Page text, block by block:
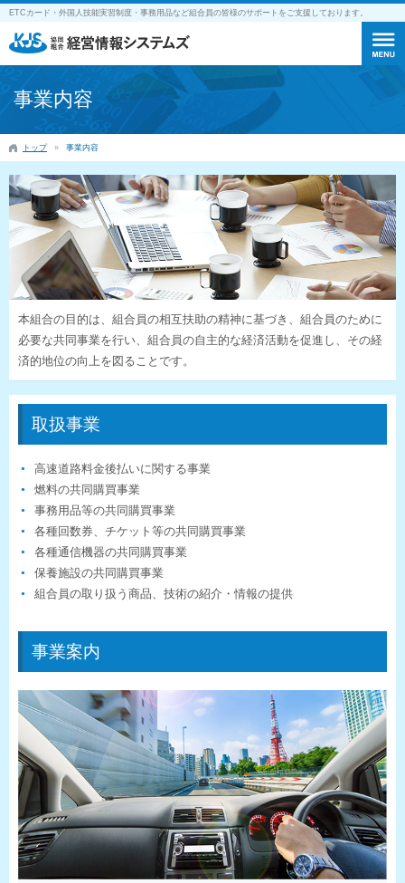
ETCカード・外国人技能実習制度・事務用品など組合員の皆様のサポートをご支援しております。
事業内容
トップ 事業内容
本組合の目的は、組合員の相互扶助の精神に基づき、組合員のために
必要な共同事業を行い、組合員の自主的な経済活動を促進し、その経
済的地位の向上を図ることです。
取扱事業
高速道路料金後払いに関する事業
燃料の共同購買事業
事務用品等の共同購買事業
各種回数券、チケット等の共同購買事業
各種通信機器の共同購買事業
保養施設の共同購買事業
組合員の取り扱う商品、技術の紹介・情報の提供
事業案内